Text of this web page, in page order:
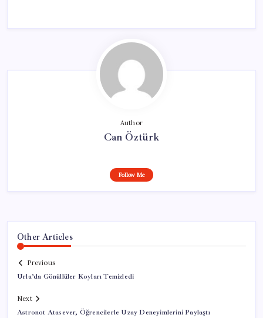
Author
Can Öztürk
Follow Me
Other Articles
Previous
Urla’da Gönüllüler Koyları Temizledi
Next
Astronot Atasever, Öğrencilerle Uzay Deneyimlerini Paylaştı